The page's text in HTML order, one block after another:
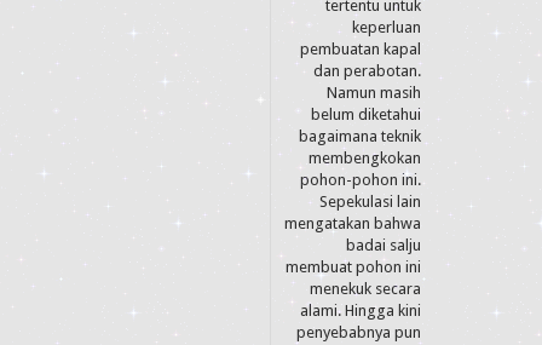
tertentu untuk
keperluan
pembuatan kapal
dan perabotan.
Namun masih
belum diketahui
bagaimana teknik
membengkokan
pohon-pohon ini.
Sepekulasi lain
mengatakan bahwa
badai salju
membuat pohon ini
menekuk secara
alami. Hingga kini
penyebabnya pun